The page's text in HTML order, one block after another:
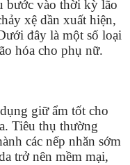
bước vào thời kỳ lão
xệ dần xuất hiện,
đây là một số loại
hóa cho phụ nữ.
giữ ẩm tốt cho
Tiêu thụ thường
các nếp nhăn sớm
trở nên mềm mại,